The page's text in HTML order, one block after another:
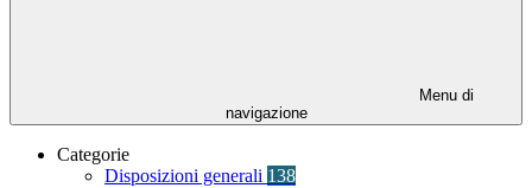
Menu di
navigazione
Categorie
Disposizioni generali 138